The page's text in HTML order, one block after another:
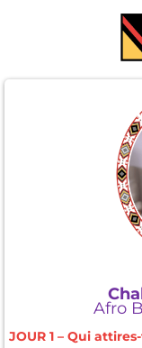
Afro
JOUR 1 – Qui